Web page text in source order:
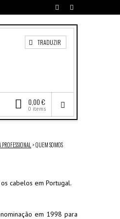
TRADUZIR
0,00 €
0 items
>QUEM SOMOS
cabelos em Portugal.
em 1998 para